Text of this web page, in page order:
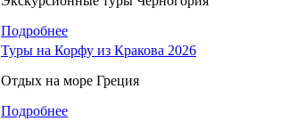
Подробнее
Туры на Корфу из Кракова 2026
Отдых на море Греция
Подробнее